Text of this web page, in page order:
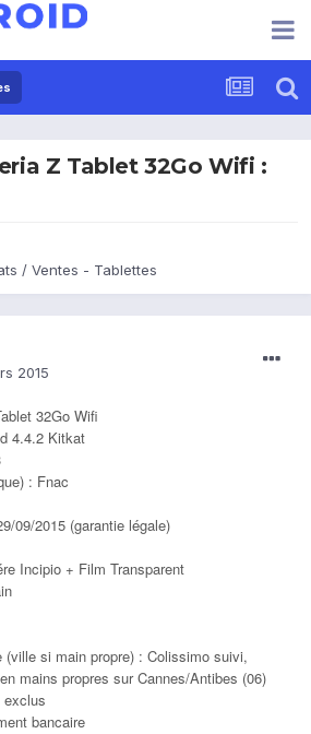
Z Tablet 32Go Wifi :
/ Ventes - Tablettes
2015
32Go Wifi
4.4.2 Kitkat
: Fnac
09/2015 (garantie légale)
Incipio + Film Transparent
si main propre) : Colissimo suivi,
mains propres sur Cannes/Antibes (06)
exclus
bancaire